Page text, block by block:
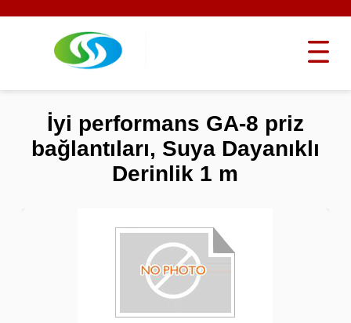
İyi performans GA-8 priz
bağlantıları, Suya Dayanıklı
Derinlik 1 m